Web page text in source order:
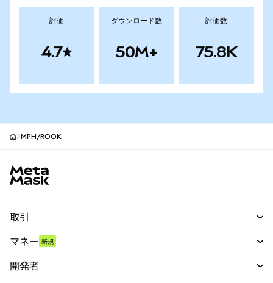
評価
4.7
ダウンロード数
50M+
評価数
75.8K
MPH/ROOK
取引
パーペチュアル
マネー 新規
開発者